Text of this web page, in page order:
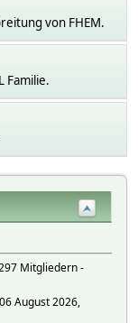
von FHEM.
Familie.
Mitgliedern -
August 2026,